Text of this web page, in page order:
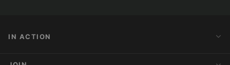
IN ACTION
Action Alerts